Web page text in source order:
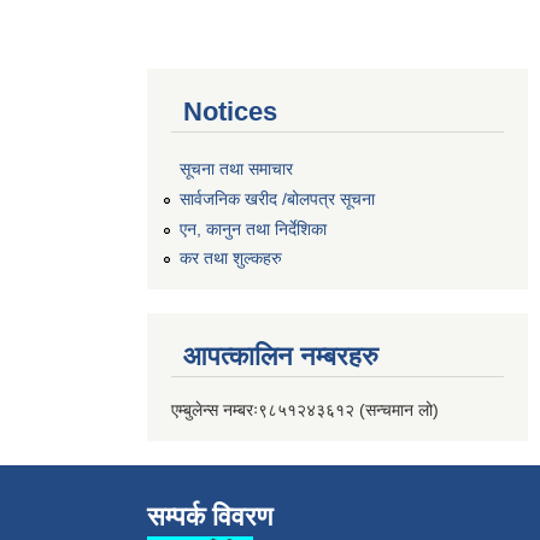
Notices
सूचना तथा समाचार
सार्वजनिक खरीद /बोलपत्र सूचना
एन, कानुन तथा निर्देशिका
कर तथा शुल्कहरु
आपत्कालिन नम्बरहरु
एम्बुलेन्स नम्बरः९८५१२४३६१२ (सन्चमान लो)
सम्पर्क विवरण